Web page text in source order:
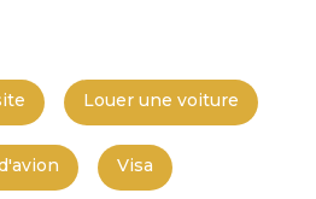
Louer une voiture
Visa